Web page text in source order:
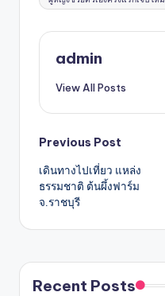
admin
View All Posts
Post
navigation
Previous Post
เดินทางไปเที่ยว แหล่ง
ธรรมชาติ ต้นผึ้งฟาร์ม
จ.ราชบุรี
Recent Posts